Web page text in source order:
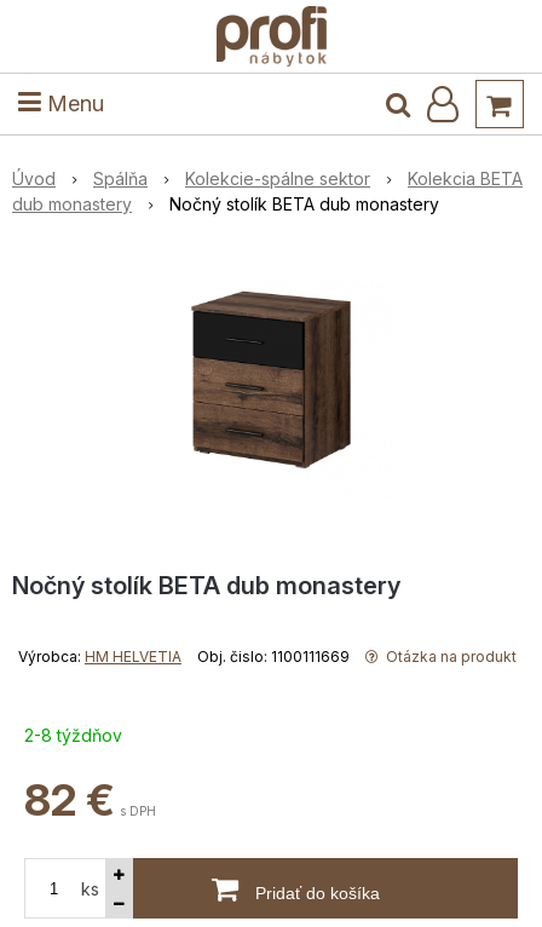
Menu
Kuchyňa a jedáleň
Úvod Spálňa Kolekcie-spálne sektor
Kolekcia BETA
dub monastery
Nočný stolík BETA dub monastery
Nočný stolík BETA dub monastery
Výrobca: HM HELVETIA Obj. čislo: 1100111669 Otázka na produkt
2-8 týždňov
82 € s DPH
ks Pridať do košíka